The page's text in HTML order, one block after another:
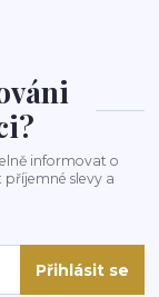
informovat o
slevy a
Přihlásit se